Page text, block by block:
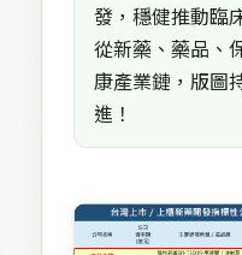
發，穩健推動臨
從新藥、藥品、
康產業鏈，版圖
進！